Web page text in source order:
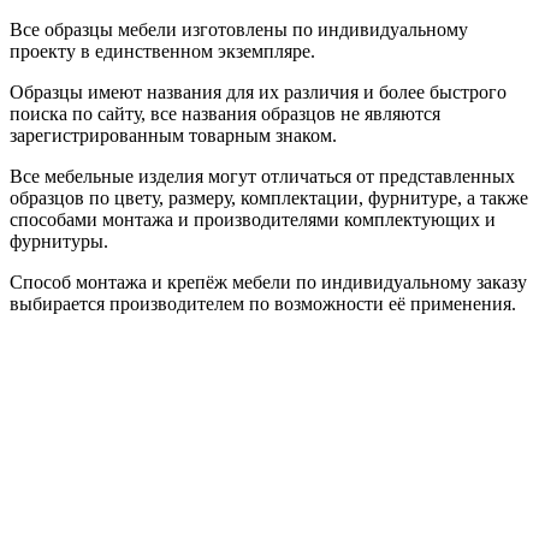
Все образцы мебели изготовлены по индивидуальному
проекту в единственном экземпляре.
Образцы имеют названия для их различия и более быстрого
поиска по сайту, все названия образцов не являются
зарегистрированным товарным знаком.
Все мебельные изделия могут отличаться от представленных
образцов по цвету, размеру, комплектации, фурнитуре, а также
способами монтажа и производителями комплектующих и
фурнитуры.
Способ монтажа и крепёж мебели по индивидуальному заказу
выбирается производителем по возможности её применения.